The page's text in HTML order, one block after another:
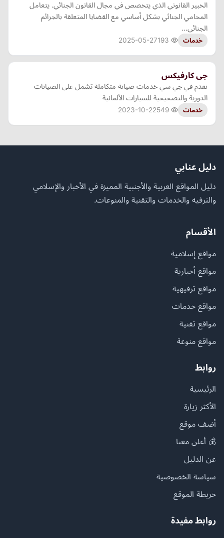
الخبير القانوني الذي يتخصص في مجال القانون الجنائي. يتعامل
المحامي الجنائي بشكل أساسي مع القضايا المتعلقة بالجرائم
الجنائي…
خدمات 2025-05-27
جى كارفيكس
نقدم في جي سي خدمات صيانة متكاملة تشمل على الصيانات
الدورية والتصحيحية للسيارات الألمانية
خدمات 2023-10-22
دليل عنابي
دليل المواقع العربية والأجنبية المميزة في الأخبار والإسلامي
والترفيه والخدمات والتقنية والمنوعات.
الأقسام
مواقع إسلامية
مواقع أخبارية
مواقع ترفيهية
مواقع خدمات
مواقع تقنية
مواقع منوعة
روابط
الرئيسية
الأكثر زيارة
أضف موقع
💰 أعلن معنا
عن الدليل
سياسة الخصوصية
خريطة الموقع
روابط مفيدة